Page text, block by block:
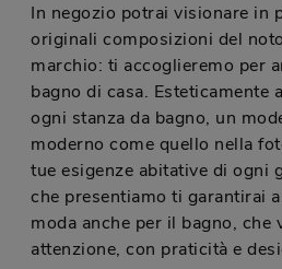
In negozio potrai visionare in
originali composizioni del
marchio: ti accoglieremo per
bagno di casa. Esteticamente
ogni stanza da bagno, un
moderno come quello nella
tue esigenze abitative di ogni
che presentiamo ti garantirai
moda anche per il bagno, che
attenzione, con praticità e